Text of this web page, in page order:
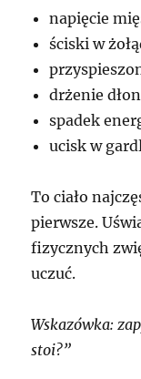
napięcie
ściski w
drżenie
spadek
ucisk w
To ciało
pierwsze.
fizycznych
uczuć.
Wskazówka:
stoi?”